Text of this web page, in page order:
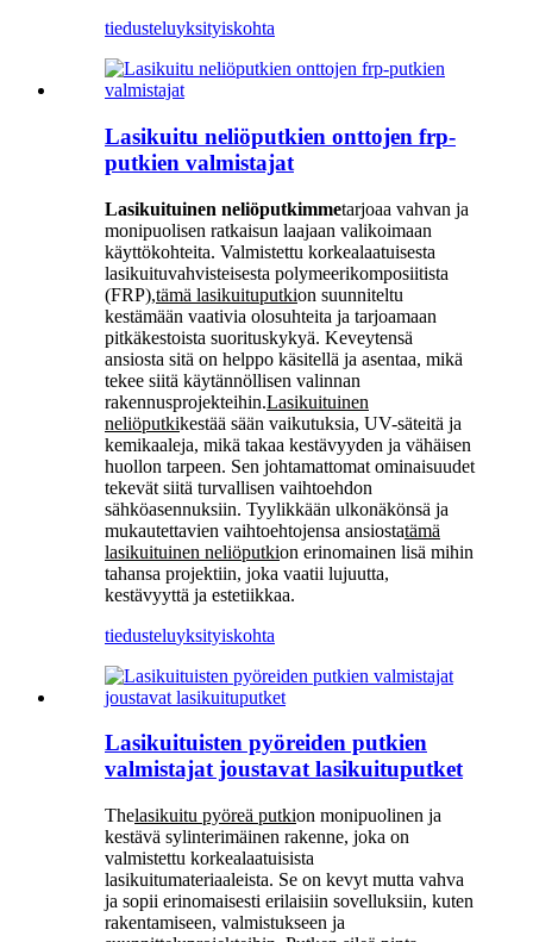
tiedusteluyksityiskohta
Lasikuitu neliöputkien onttojen frp-
putkien valmistajat
Lasikuituinen neliöputkimmetarjoaa vahvan ja
monipuolisen ratkaisun laajaan valikoimaan
käyttökohteita. Valmistettu korkealaatuisesta
lasikuituvahvisteisesta polymeerikomposiitista
(FRP),tämä lasikuituputkion suunniteltu
kestämään vaativia olosuhteita ja tarjoamaan
pitkäkestoista suorituskykyä. Keveytensä
ansiosta sitä on helppo käsitellä ja asentaa, mikä
tekee siitä käytännöllisen valinnan
rakennusprojekteihin.Lasikuituinen
neliöputkikestää sään vaikutuksia, UV-säteitä ja
kemikaaleja, mikä takaa kestävyyden ja vähäisen
huollon tarpeen. Sen johtamattomat ominaisuudet
tekevät siitä turvallisen vaihtoehdon
sähköasennuksiin. Tyylikkään ulkonäkönsä ja
mukautettavien vaihtoehtojensa ansiostatämä
lasikuituinen neliöputkion erinomainen lisä mihin
tahansa projektiin, joka vaatii lujuutta,
kestävyyttä ja estetiikkaa.
tiedusteluyksityiskohta
Lasikuituisten pyöreiden putkien
valmistajat joustavat lasikuituputket
Thelasikuitu pyöreä putkion monipuolinen ja
kestävä sylinterimäinen rakenne, joka on
valmistettu korkealaatuisista
lasikuitumateriaaleista. Se on kevyt mutta vahva
ja sopii erinomaisesti erilaisiin sovelluksiin, kuten
rakentamiseen, valmistukseen ja